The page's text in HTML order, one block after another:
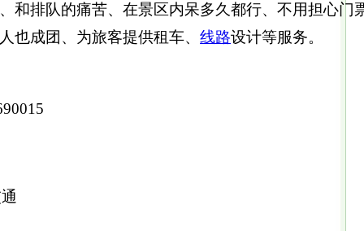
和排队的痛苦、在景区内呆多久都行、不用担心门
也成团、为旅客提供租车、 线路设计等服务。